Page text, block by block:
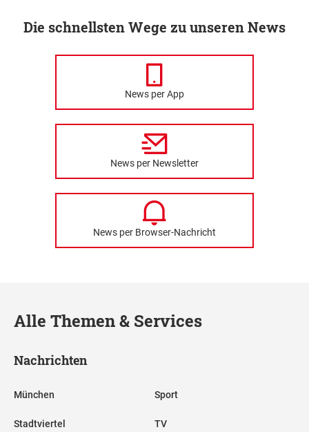
Die schnellsten Wege zu unseren News
News per App
News per Newsletter
News per Browser-Nachricht
Alle Themen & Services
Nachrichten
München
Stadtviertel
Sport
TV